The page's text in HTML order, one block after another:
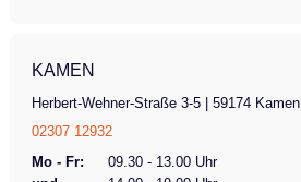
KAMEN
Herbert-Wehner-Straße 3-5 | 59174 Kamen
02307 12932
Mo - Fr:
09.30 - 13.00 Uhr